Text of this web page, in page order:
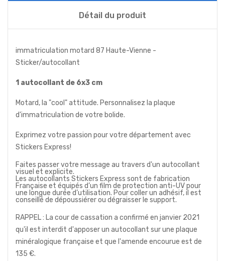
Détail du produit
immatriculation motard 87 Haute-Vienne -
Sticker/autocollant
1 autocollant de 6x3 cm
Motard, la "cool" attitude. Personnalisez la plaque
d'immatriculation de votre bolide.
Exprimez votre passion pour votre département avec
Stickers Express!
Faites passer votre message au travers d'un autocollant
visuel et explicite.
Les autocollants Stickers Express sont de fabrication
Française et équipés d’un film de protection anti-UV pour
une longue durée d’utilisation. Pour coller un adhésif, il est
conseillé de dépoussiérer ou dégraisser le support.
RAPPEL : La cour de cassation a confirmé en janvier 2021
qu'il est interdit d'apposer un autocollant sur une plaque
minéralogique française et que l'amende encourue est de
135 €.